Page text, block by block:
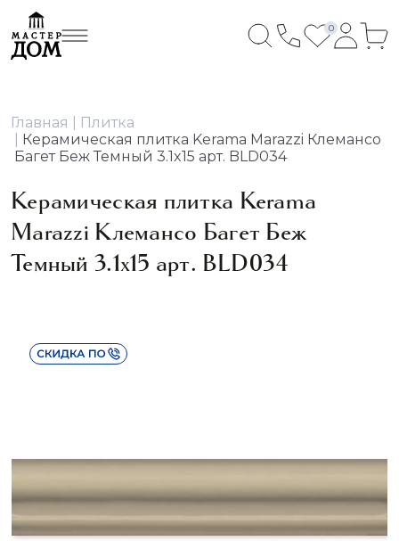
0
Главная
Плитка
Керамическая плитка Kerama Marazzi Клемансо
Багет Беж Темный 3.1x15 арт. BLD034
Керамическая плитка Kerama
Marazzi Клемансо Багет Беж
Темный 3.1x15 арт. BLD034